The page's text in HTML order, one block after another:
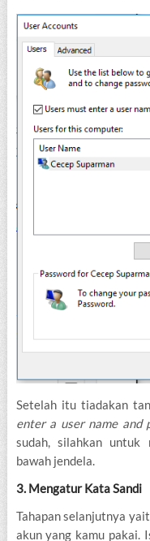
Setelah itu tiadakan
enter a user name and
sudah, silahkan untuk
bawah jendela.
3. Mengatur Kata Sandi
Tahapan selanjutnya
akun yang kamu pakai.